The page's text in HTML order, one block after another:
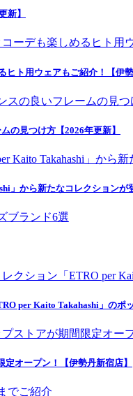
新】
ト用ウェアもご紹介！【伊勢
の見つけ方【2026年更新】
」から新たなコレクションが
per Kaito Takahashi」のポ
オープン！【伊勢丹新宿店】